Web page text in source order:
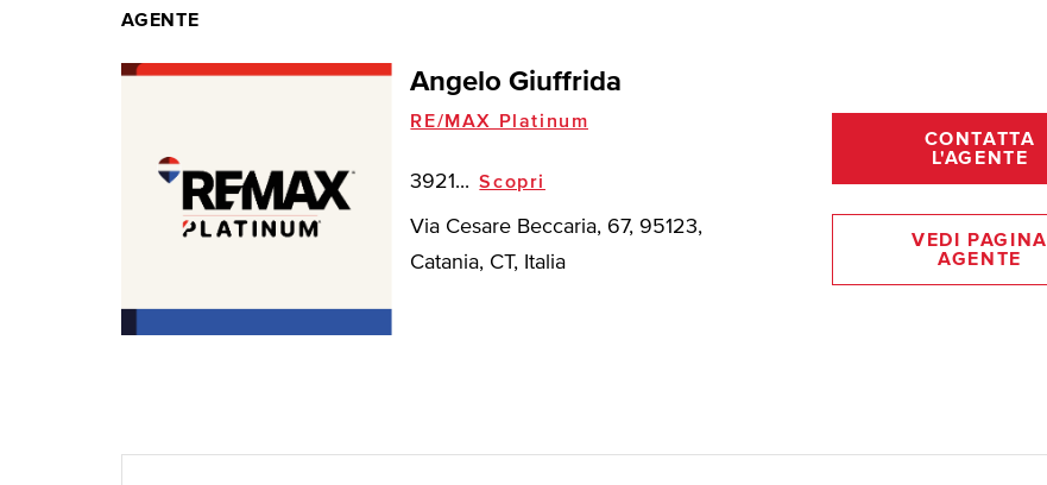
AGENTE
Angelo Giuffrida
RE/MAX Platinum
3921... Scopri
Via Cesare Beccaria, 67, 95123,
Catania, CT, Italia
CONTATTA
L'AGENTE
VEDI PAGINA
AGENTE